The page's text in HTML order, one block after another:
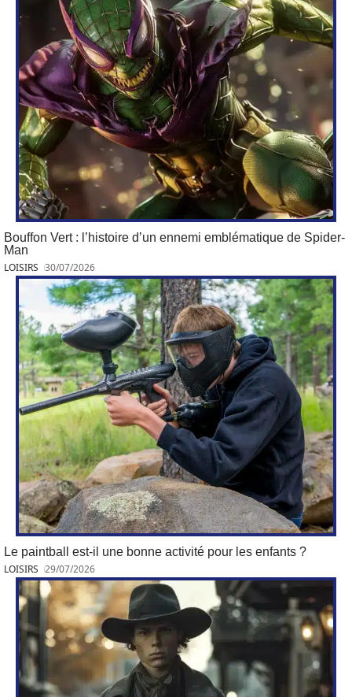
Bouffon Vert : l’histoire d’un ennemi emblématique de Spider-
Man
LOISIRS 30/07/2026
Le paintball est-il une bonne activité pour les enfants ?
LOISIRS 29/07/2026